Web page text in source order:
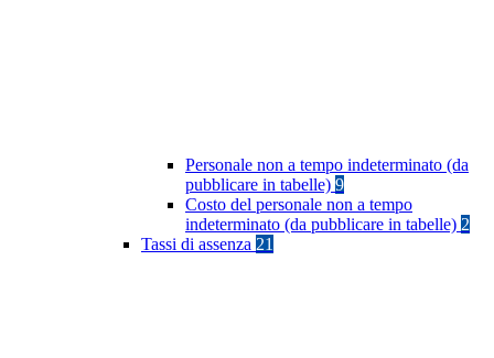
Personale non a tempo indeterminato (da
pubblicare in tabelle) 9
Costo del personale non a tempo
indeterminato (da pubblicare in tabelle) 2
Tassi di assenza 21